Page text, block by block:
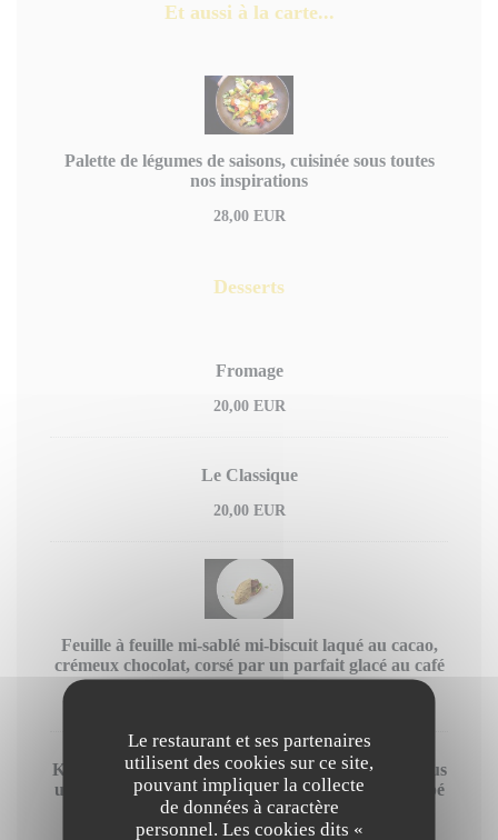
Le restaurant et ses partenaires
utilisent des cookies sur ce site,
pouvant impliquer la collecte
de données à caractère
personnel. Les cookies dits «
Et aussi à la carte...
Palette de légumes de saisons, cuisinée sous toutes
nos inspirations
28,00 EUR
Desserts
Fromage
20,00 EUR
Le Classique
20,00 EUR
Feuille à feuille mi-sablé mi-biscuit laqué au cacao,
crémeux chocolat, corsé par un parfait glacé au café
Kiwi sur une note de fleur de sureau, madeleine sous
une compotée, sorbet à "l'estragon granny", enrobé
par une faisselle aérée